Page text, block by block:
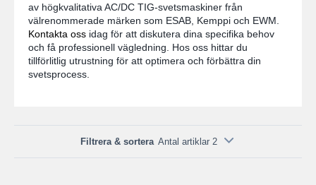
av högkvalitativa AC/DC TIG-svetsmaskiner från
välrenommerade märken som ESAB, Kemppi och EWM.
Kontakta oss idag för att diskutera dina specifika behov
och få professionell vägledning. Hos oss hittar du
tillförlitlig utrustning för att optimera och förbättra din
svetsprocess.
Filtrera & sortera Antal artiklar 2